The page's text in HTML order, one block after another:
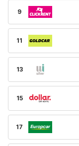
9
11
13
15
17